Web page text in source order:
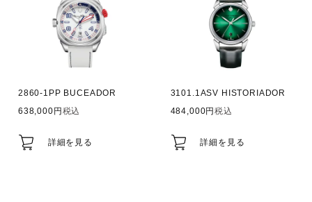
2860-1PP BUCEADOR
638,000
税込
詳細を見る
3101.1ASV HISTORIADOR
484,000
税込
詳細を見る